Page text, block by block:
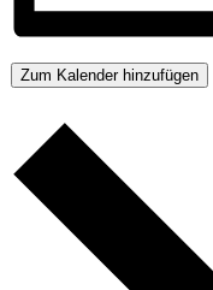
Zum Kalender hinzufügen